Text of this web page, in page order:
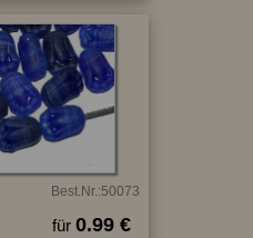
Best.Nr.:50073
für 0.99 €